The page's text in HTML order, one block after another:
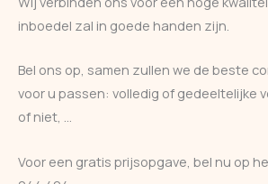
inboedel zal in goede handen zijn.
Bel ons op, samen zullen we de beste
voor u passen: volledig of gedeeltelijke
of niet, …
Voor een gratis prijsopgave, bel nu op